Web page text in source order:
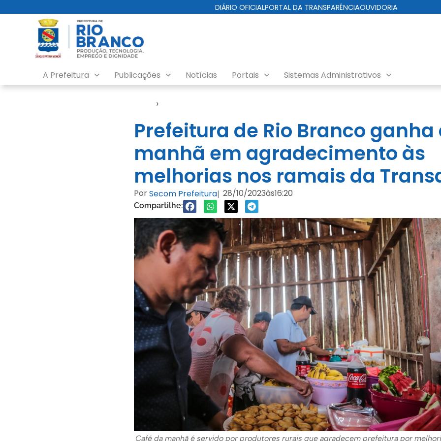
DIÁRIO OFICIALPORTAL DA TRANSPARÊNCIAOUVIDORIA
A Prefeitura Publicações Notícias Portais Sistemas Administrativos
›
Prefeitura de Rio Branco
manhã em agradecimento às
melhorias nos ramais da
PorSecom Prefeitura| 28/10/2023às16:20
Compartilhe:
Café da manhã é servido por produtores rurais que agradecem prefeitura por